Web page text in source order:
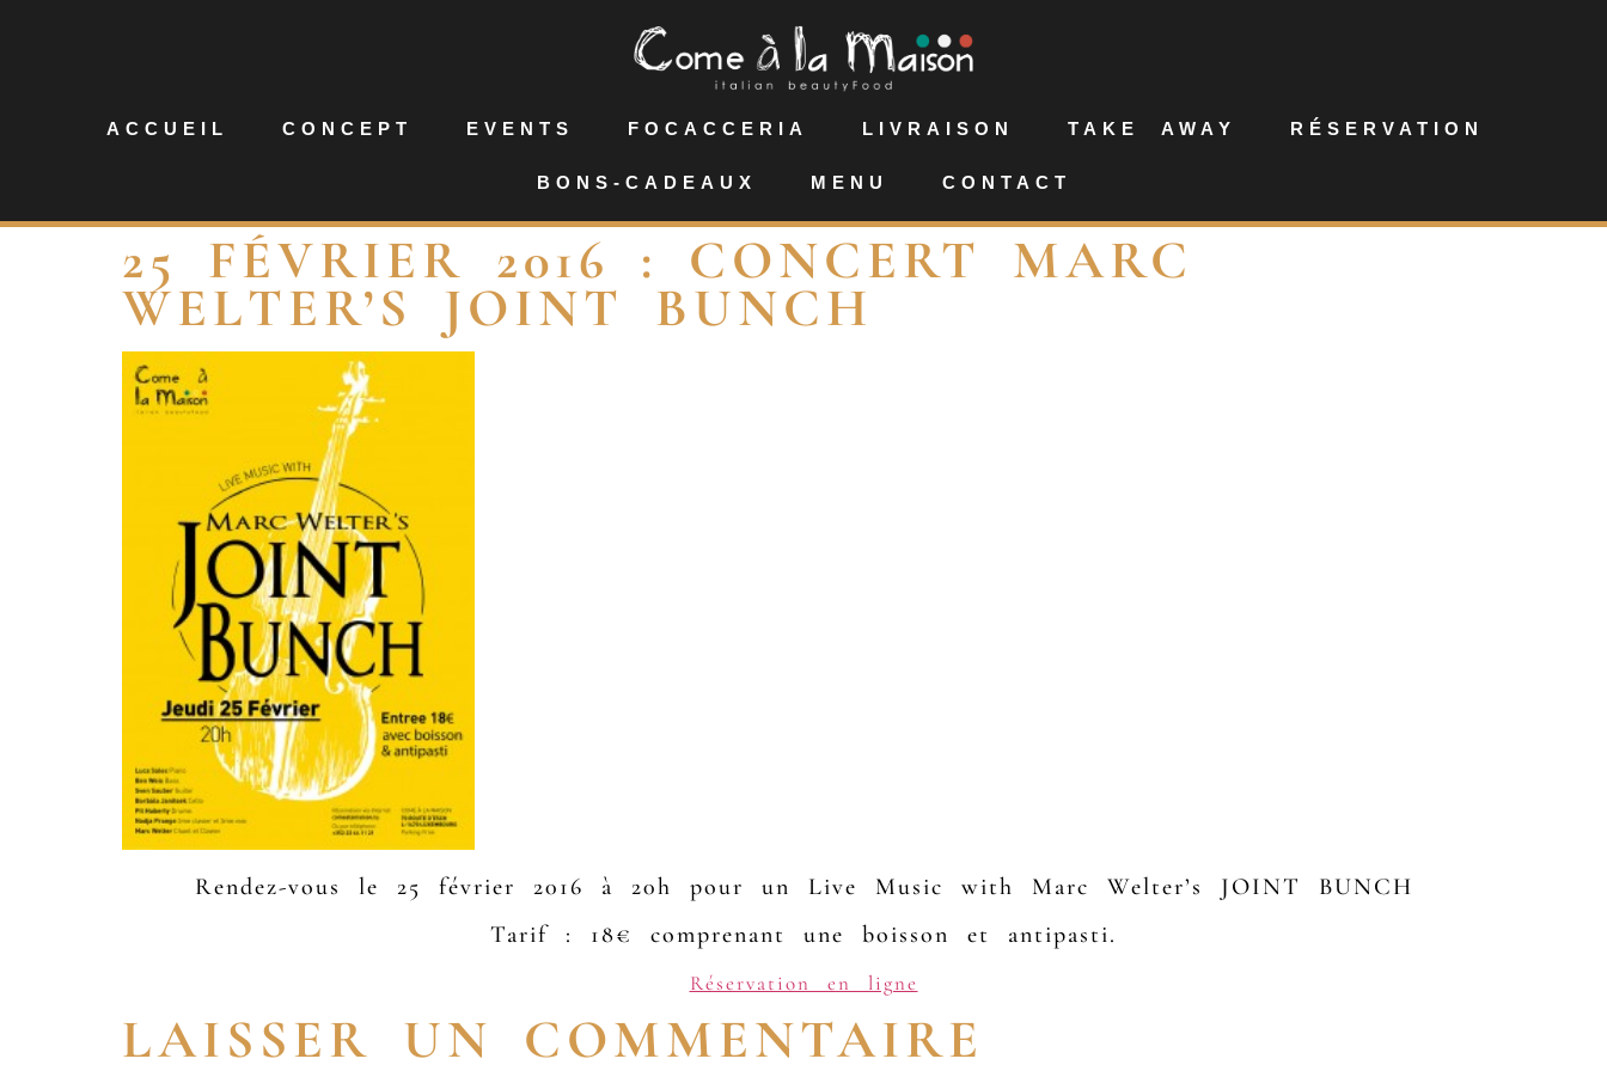
ACCUEIL CONCEPT EVENTS FOCACCERIA LIVRAISON TAKE AWAY RÉSERVATION
BONS-CADEAUX MENU CONTACT
25 FÉVRIER 2016 : CONCERT MARC
WELTER’S JOINT BUNCH
Rendez-vous le 25 février 2016 à 20h pour un Live Music with Marc Welter’s JOINT BUNCH
Tarif : 18€ comprenant une boisson et antipasti.
Réservation en ligne
LAISSER UN COMMENTAIRE